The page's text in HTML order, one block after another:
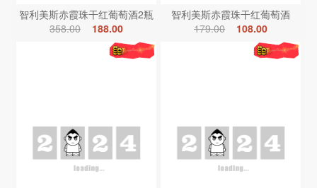
智利美斯赤霞珠干红葡萄酒2瓶
358.00
188.00
智利美斯赤霞珠干红葡萄酒
179.00
108.00